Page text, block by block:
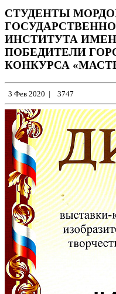
СТУДЕНТЫ
ИНСТИТУТА
ПОБЕДИТЕЛИ
КОНКУРСА
3 Фев 2020 | 3747